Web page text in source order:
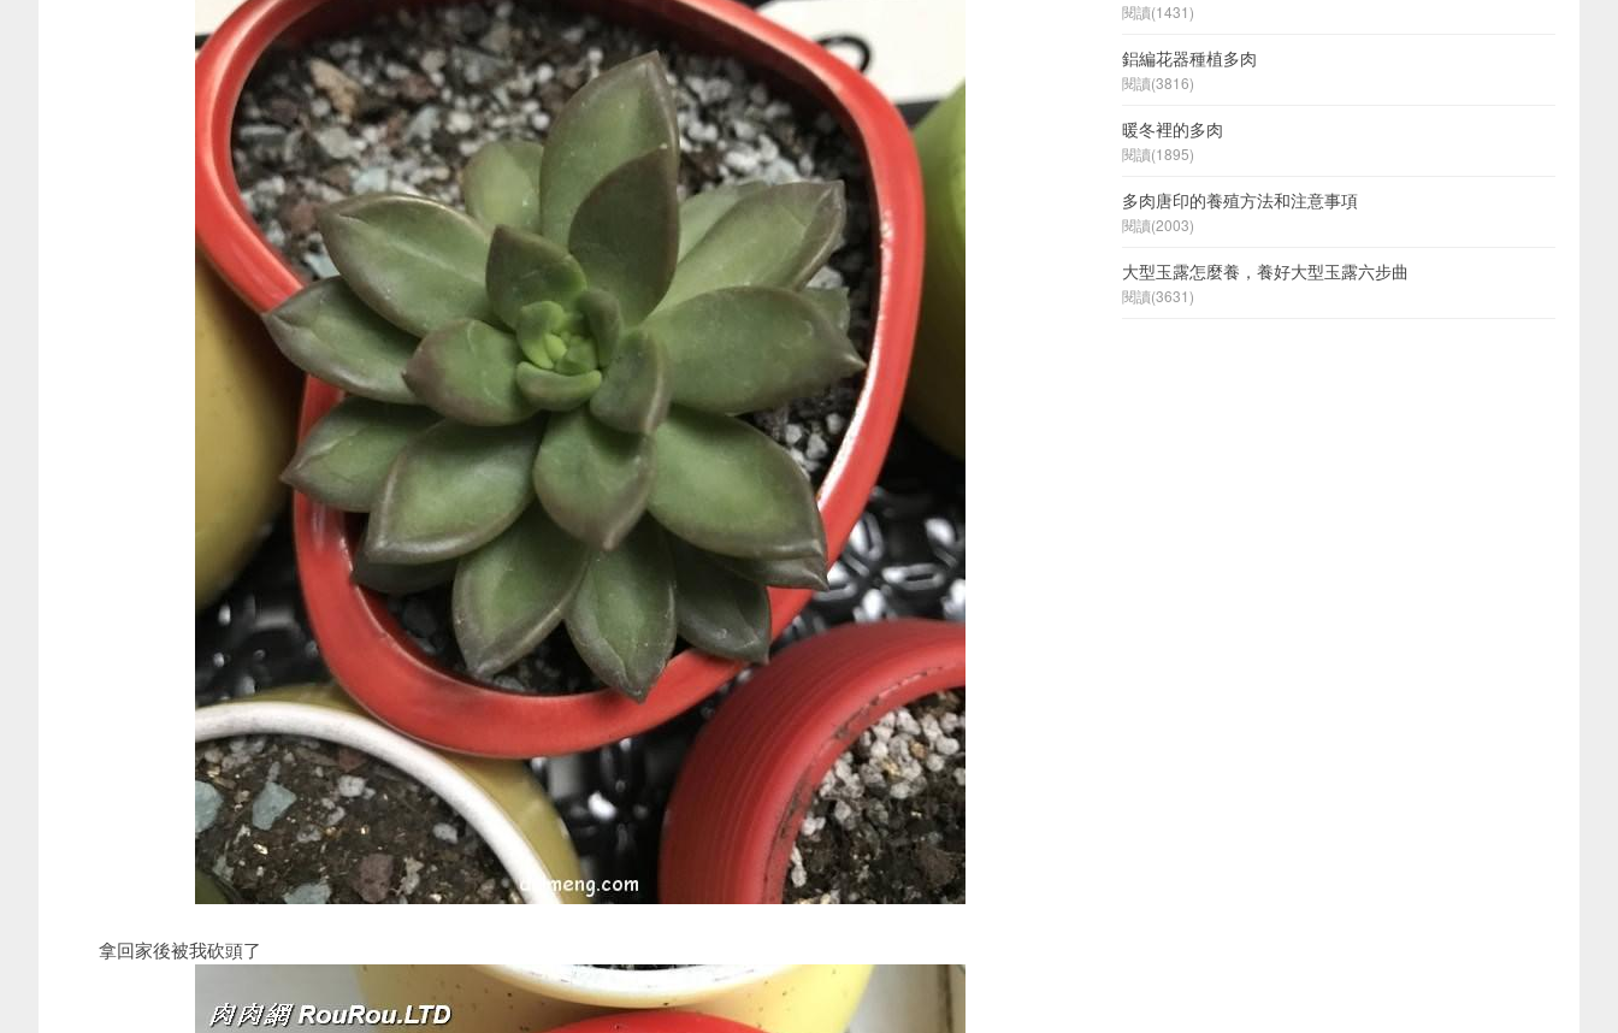
拿回家後被我砍頭了
閱讀(1431)
鋁編花器種植多肉
閱讀(3816)
暖冬裡的多肉
閱讀(1895)
多肉唐印的養殖方法和注意事項
閱讀(2003)
大型玉露怎麼養，養好大型玉露六步曲
閱讀(3631)